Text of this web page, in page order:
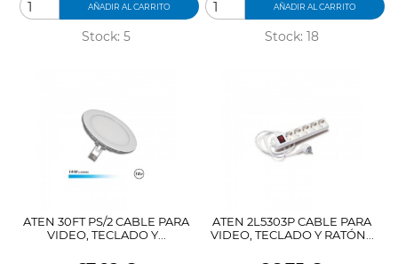
AÑADIR AL CARRITO
Stock: 5
AÑADIR AL CARRITO
Stock: 18
ATEN 30FT PS/2 CABLE PARA
VIDEO, TECLADO Y...
ATEN 2L5303P CABLE PARA
VIDEO, TECLADO Y RATÓN...